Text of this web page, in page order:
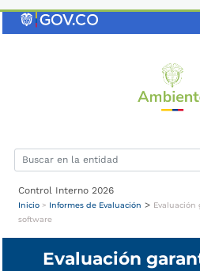
Control Interno 2026
Inicio > Informes de Evaluación >
software
Evaluación